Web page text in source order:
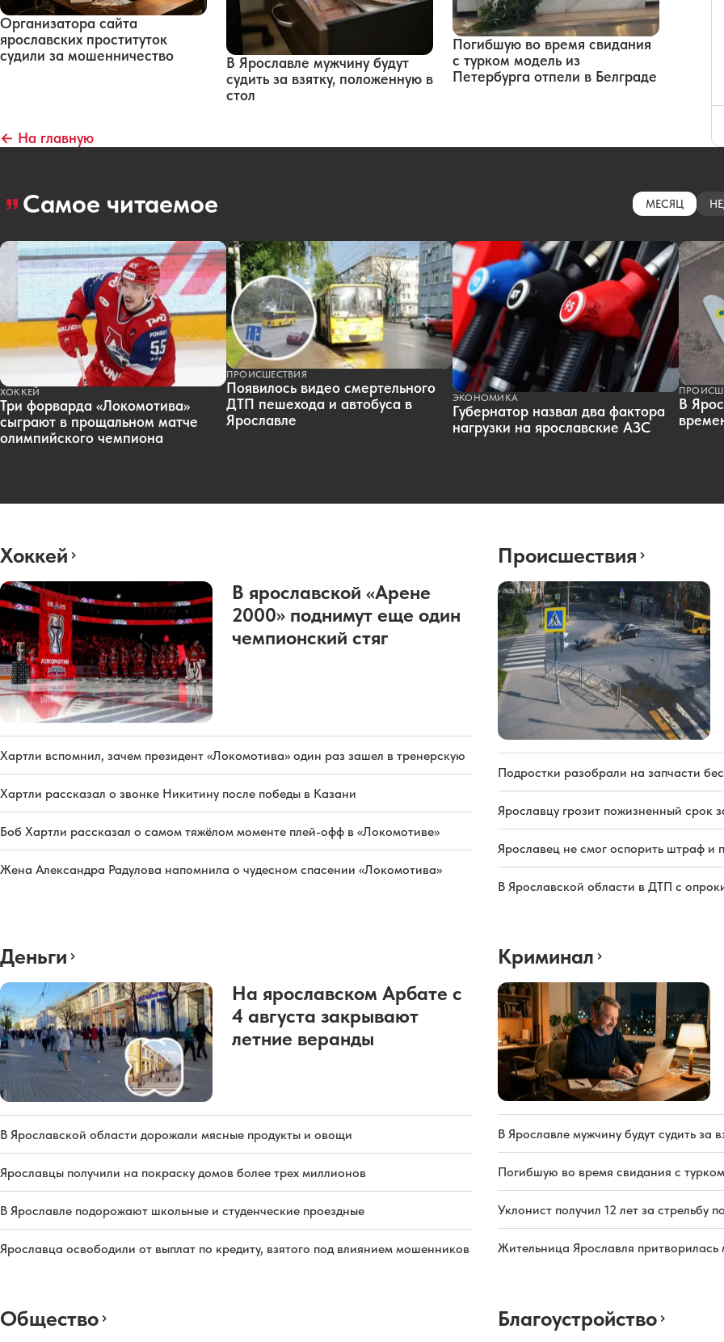
Организатора сайта
ярославских проституток
судили за мошенничество
В Ярославле мужчину будут
судить за взятку, положенную в
стол
Погибшую во время свидания
с турком модель из
Петербурга отпели в Белграде
← На главную
Самое читаемое МЕСЯЦ
ХОККЕЙ
Три форварда «Локомотива»
сыграют в прощальном матче
олимпийского чемпиона
ПРОИСШЕСТВИЯ
Появилось видео смертельного
ДТП пешехода и автобуса в
Ярославле
ЭКОНОМИКА
Губернатор назвал два фактора
нагрузки на ярославские АЗС
В
Хоккей
В ярославской «Арене
2000» поднимут еще один
чемпионский стяг
Хартли вспомнил, зачем президент «Локомотива» один раз зашел в тренерскую
Хартли рассказал о звонке Никитину после победы в Казани
Боб Хартли рассказал о самом тяжёлом моменте плей-офф в «Локомотиве»
Жена Александра Радулова напомнила о чудесном спасении «Локомотива»
Происшествия
Подростки разобрали на запчасти
Ярославцу грозит пожизненный срок
Ярославец не смог оспорить штраф и
В Ярославской области в ДТП с
Деньги
На ярославском Арбате с
4 августа закрывают
летние веранды
В Ярославской области дорожали мясные продукты и овощи
Ярославцы получили на покраску домов более трех миллионов
В Ярославле подорожают школьные и студенческие проездные
Ярославца освободили от выплат по кредиту, взятого под влиянием мошенников
Криминал
В Ярославле мужчину будут судить за
Погибшую во время свидания с
Уклонист получил 12 лет за стрельбу
Жительница Ярославля
Общество Благоустройство